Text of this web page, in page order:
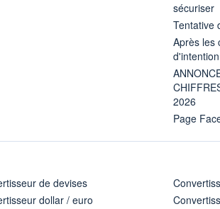
sécuriser
Tentative
Après les
2026
Page
de devises
dollar / euro